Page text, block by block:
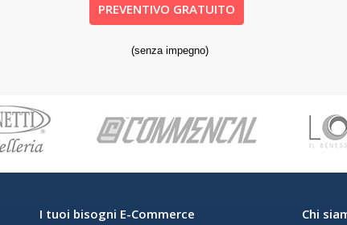
PREVENTIVO GRATUITO
(senza impegno)
I tuoi bisogni E-Commerce Chi